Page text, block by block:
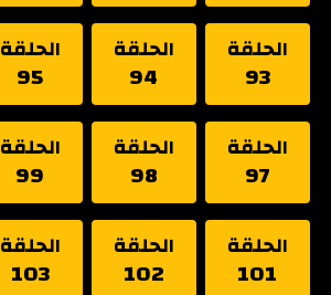
الحلقة
93
الحلقة
94
الحلقة
95
الحلقة
97
الحلقة
98
الحلقة
99
الحلقة
101
الحلقة
102
الحلقة
103